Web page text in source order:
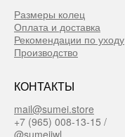
Размеры колец
Оплата и доставка
Рекомендации по уходу
Производство
КОНТАКТЫ
mail@sumei.store
+7 (965) 008-13-15 /
@sumeijwl